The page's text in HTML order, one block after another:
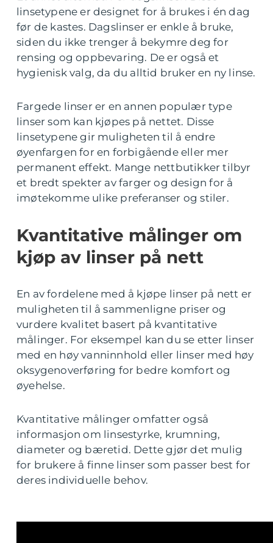
linsetypene er designet for å brukes i én dag
før de kastes. Dagslinser er enkle å bruke,
siden du ikke trenger å bekymre deg for
rensing og oppbevaring. De er også et
hygienisk valg, da du alltid bruker en ny linse.
Fargede linser er en annen populær type
linser som kan kjøpes på nettet. Disse
linsetypene gir muligheten til å endre
øyenfargen for en forbigående eller mer
permanent effekt. Mange nettbutikker tilbyr
et bredt spekter av farger og design for å
imøtekomme ulike preferanser og stiler.
Kvantitative målinger om
kjøp av linser på nett
En av fordelene med å kjøpe linser på nett er
muligheten til å sammenligne priser og
vurdere kvalitet basert på kvantitative
målinger. For eksempel kan du se etter linser
med en høy vanninnhold eller linser med høy
oksygenoverføring for bedre komfort og
øyehelse.
Kvantitative målinger omfatter også
informasjon om linsestyrke, krumning,
diameter og bæretid. Dette gjør det mulig
for brukere å finne linser som passer best for
deres individuelle behov.